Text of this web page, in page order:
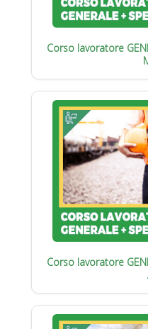
Corso lavoratore
Corso lavoratore